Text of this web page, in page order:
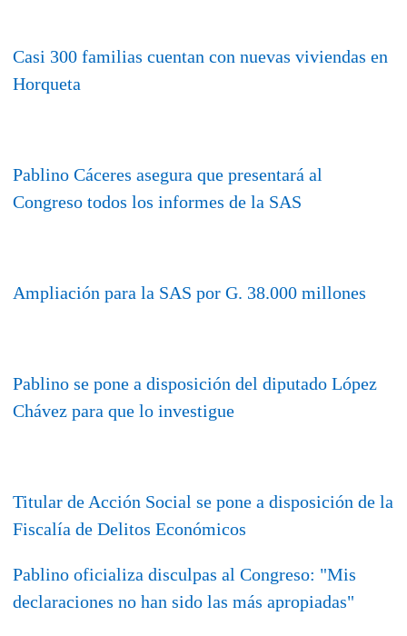
Casi 300 familias cuentan con nuevas viviendas en
Horqueta
Pablino Cáceres asegura que presentará al
Congreso todos los informes de la SAS
Ampliación para la SAS por G. 38.000 millones
Pablino se pone a disposición del diputado López
Chávez para que lo investigue
Titular de Acción Social se pone a disposición de la
Fiscalía de Delitos Económicos
Pablino oficializa disculpas al Congreso: "Mis
declaraciones no han sido las más apropiadas"